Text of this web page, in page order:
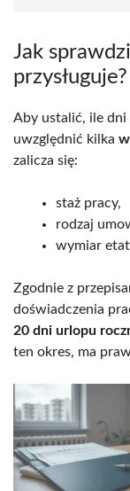
Jak
przysługuje?
Aby ustalić, ile dni
uwzględnić kilka
zalicza się:
staż pracy,
rodzaj
wymiar
Zgodnie z
doświadczenia
20 dni urlopu
ten okres, ma